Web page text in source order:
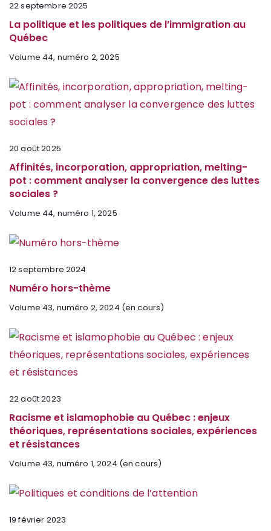
22 septembre 2025
La politique et les politiques de l’immigration au
Québec
Volume 44, numéro 2, 2025
20 août 2025
Affinités, incorporation, appropriation, melting-
pot : comment analyser la convergence des luttes
sociales ?
Volume 44, numéro 1, 2025
12 septembre 2024
Numéro hors-thème
Volume 43, numéro 2, 2024 (en cours)
22 août 2023
Racisme et islamophobie au Québec : enjeux
théoriques, représentations sociales, expériences
et résistances
Volume 43, numéro 1, 2024 (en cours)
19 février 2023